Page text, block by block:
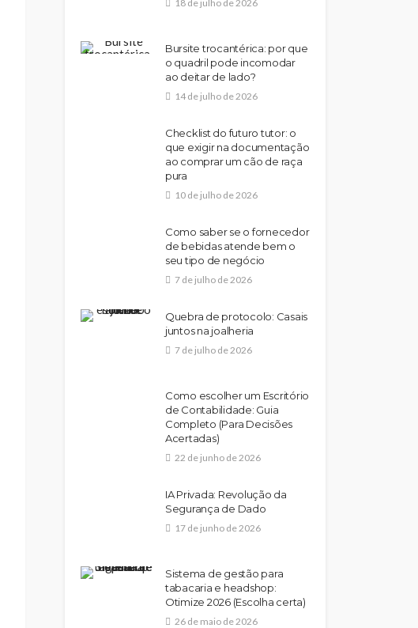
18 de julho de 2026
Bursite trocantérica: por que
o quadril pode incomodar
ao deitar de lado?
14 de julho de 2026
Checklist do futuro tutor: o
que exigir na documentação
ao comprar um cão de raça
pura
10 de julho de 2026
Como saber se o fornecedor
de bebidas atende bem o
seu tipo de negócio
7 de julho de 2026
Quebra de protocolo: Casais
juntos na joalheria
7 de julho de 2026
Como escolher um Escritório
de Contabilidade: Guia
Completo (Para Decisões
Acertadas)
22 de junho de 2026
IA Privada: Revolução da
Segurança de Dado
17 de junho de 2026
Sistema de gestão para
tabacaria e headshop:
Otimize 2026 (Escolha certa)
26 de maio de 2026